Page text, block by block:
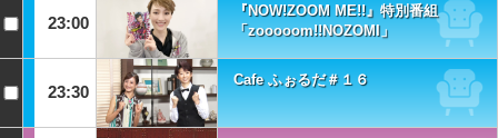
23:00
『NOW!ZOOM ME!!』特別番組
「zooooom!!NOZOMI」
23:30
Cafe ふぉるだ＃１６